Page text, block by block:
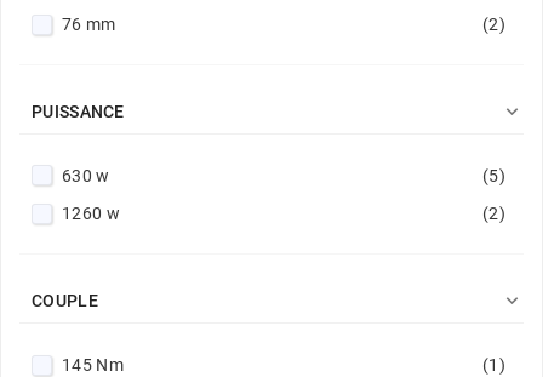
76 mm
(2)
PUISSANCE 
630 w
(5)
1260 w
(2)
COUPLE 
145 Nm
(1)